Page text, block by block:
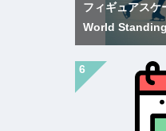
フィギュアスケ
World